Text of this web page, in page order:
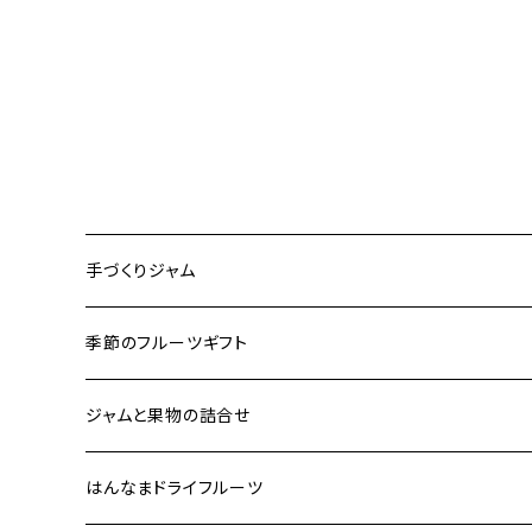
手づくりジャム
ジャム箱入りセット
ジャム単品
季節のフルーツギフト
フルーツギフト
フルーツカービングギフト
ジャムと果物の詰合せ
フルーツ＆ジャム詰合せ
はんなまドライフルーツ